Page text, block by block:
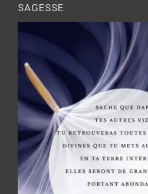
SAGESSE